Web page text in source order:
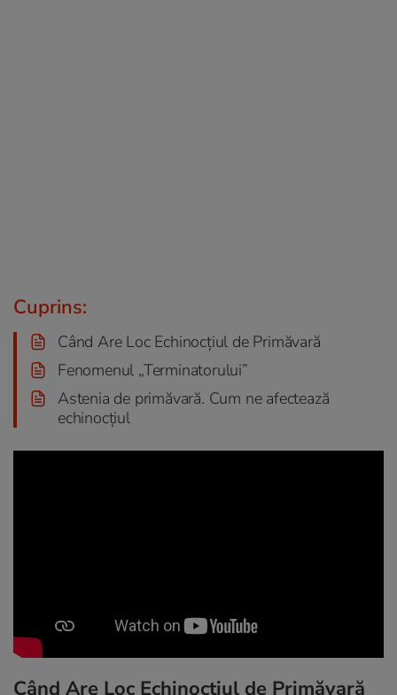
Cuprins:
Când Are Loc Echinocțiul de Primăvară
Fenomenul „Terminatorului”
Astenia de primăvară. Cum ne afectează
echinocțiul
Când Are Loc Echinocțiul de Primăvară